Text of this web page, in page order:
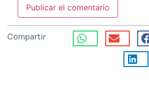
Compartir